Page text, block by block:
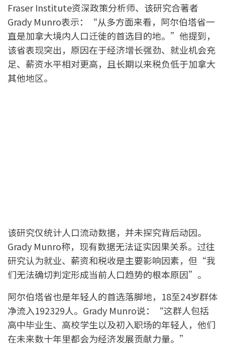
Fraser Institute资深政策分析师、该研究合著者
Grady Munro表示：“从多方面来看，阿尔伯塔省一
直是加拿大境内人口迁徙的首选目的地。”他提到，
该省表现突出，原因在于经济增长强劲、就业机会充
足、薪资水平相对更高，且长期以来税负低于加拿大
其他地区。
该研究仅统计人口流动数据，并未探究背后动因。
Grady Munro称，现有数据无法证实因果关系。过往
研究认为就业、薪资和税收是主要影响因素，但“我
们无法确切判定形成当前人口趋势的根本原因”。
阿尔伯塔省也是年轻人的首选落脚地，18至24岁群体
净流入192329人。Grady Munro说：“这群人包括
高中毕业生、高校学生以及初入职场的年轻人，他们
在未来数十年里都会为经济发展贡献力量。”